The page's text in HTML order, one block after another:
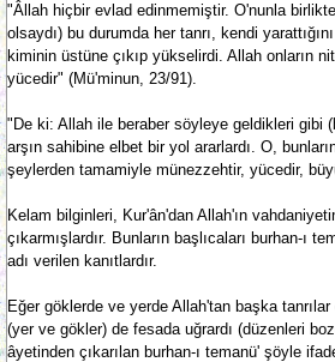
"Âllah hiçbir evlad edinmemiştir. O'nunla
olsaydı) bu durumda her tanrı, kendi
kiminin üstüne çıkıp yükselirdi. Allah onların
yücedir" (Mü'minun, 23/91).
"De ki: Allah ile beraber söyleye geldikleri gibi
arşın sahibine elbet bir yol ararlardı. O,
şeylerden tamamiyle münezzehtir, yücedir,
Kelam bilginleri, Kur'ân'dan Allah'ın
çıkarmışlardır. Bunların başlıcaları burhan-ı
adı verilen kanıtlardır.
Eğer göklerde ve yerde Allah'tan başka
(yer ve gökler) de fesada uğrardı (düzenleri
âyetinden çıkarılan burhan-ı temanü' şöyle